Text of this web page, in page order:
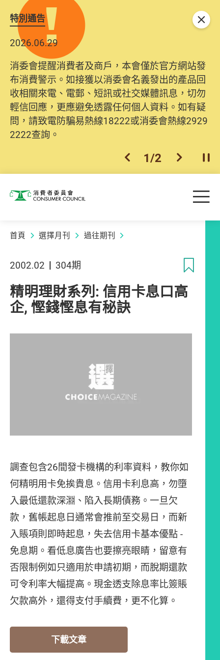
特別通告
2026.06.29
消委會提醒消費者及商戶，本會僅於官方網站發
布消費警示。如接獲以消委會名義發出的產品回
收相關來電、電郵、短訊或社交媒體訊息，切勿
輕信回應，更應避免透露任何個人資料。如有疑
問，請致電防騙易熱線18222或消委會熱線2929
2222查詢。
上一個
1/2 下一個開
關閉
消費者委員會 目
首頁 選擇月刊 過往期刊
2002.02 304期
精明理財系列: 信用卡息口高
企, 慳錢慳息有秘訣
調查包含26間發卡機構的利率資料，教你如
何精明用卡免挨貴息。信用卡利息高，勿墮
入最低還款深淵、陷入長期債務。一旦欠
款，舊帳起息日通常會推前至交易日，而新
入賬項則即時起息，失去信用卡基本優點 -
免息期。看低息廣告也要擦亮眼睛，留意有
否限制例如只適用於申請初期，而脫期還款
可令利率大幅提高。現金透支除息率比簽賬
欠款高外，還得支付手續費，更不化算。
下載文章